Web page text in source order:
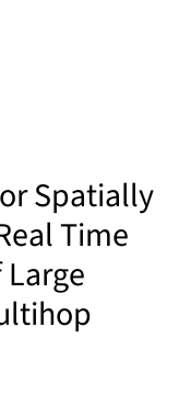
Spatially
Time